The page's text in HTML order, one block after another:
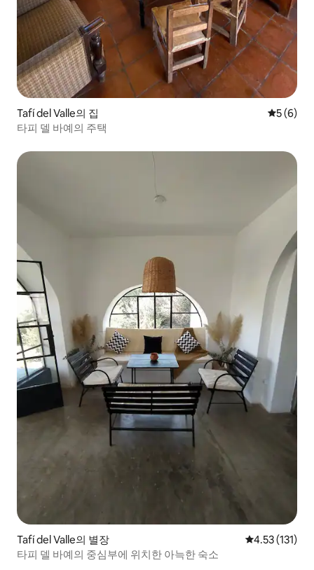
Tafí del Valle의 집 평점 5점
5 (6)
타피 델 바예의 주택
Tafí del Valle의 별장 평점 4.53점(5
4.53 (131)
타피 델 바예의 중심부에 위치한 아늑한 숙소